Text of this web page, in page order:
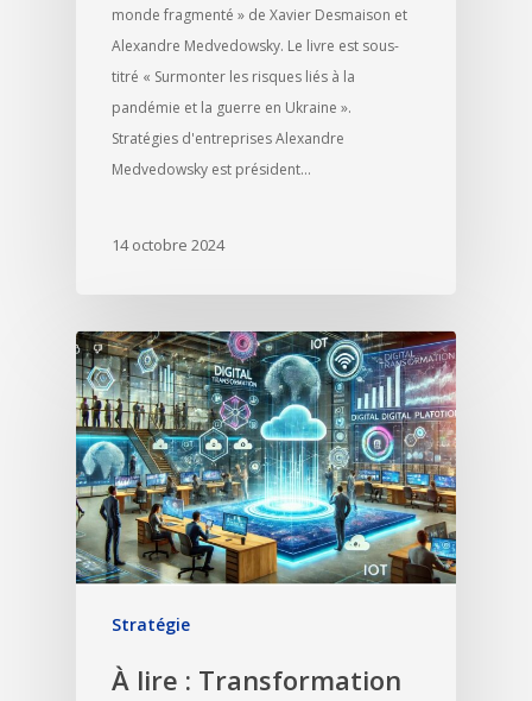
monde fragmenté » de Xavier Desmaison et
Alexandre Medvedowsky. Le livre est sous-
titré « Surmonter les risques liés à la
pandémie et la guerre en Ukraine ».
Stratégies d'entreprises Alexandre
Medvedowsky est président…
14 octobre 2024
Stratégie
À lire : Transformation